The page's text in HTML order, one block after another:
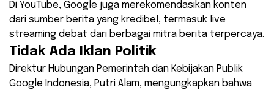
Di YouTube, Google juga merekomendasikan konten
dari sumber berita yang kredibel, termasuk live
streaming debat dari berbagai mitra berita terpercaya.
Tidak Ada Iklan Politik
Direktur Hubungan Pemerintah dan Kebijakan Publik
Google Indonesia, Putri Alam, mengungkapkan bahwa